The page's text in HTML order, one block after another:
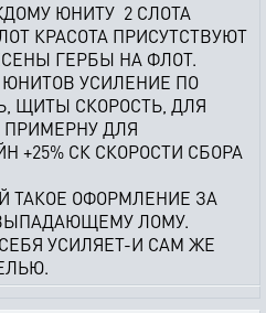
ЮНИТУ 2 СЛОТА
КРАСОТА ПРИСУТСТВУЮТ
ГЕРБЫ НА ФЛОТ.
УСИЛЕНИЕ ПО
ЩИТЫ СКОРОСТЬ, ДЛЯ
ПРИМЕРНУ ДЛЯ
+25% СК СКОРОСТИ СБОРА
ОФОРМЛЕНИЕ ЗА
ЛОМУ.
УСИЛЯЕТ-И САМ ЖЕ